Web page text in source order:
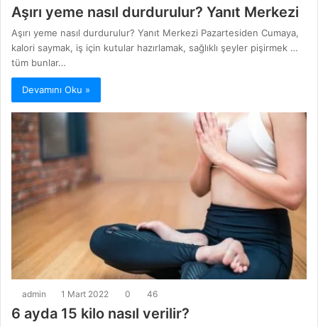
Aşırı yeme nasıl durdurulur? Yanıt Merkezi
Aşırı yeme nasıl durdurulur? Yanıt Merkezi Pazartesiden Cumaya,
kalori saymak, iş için kutular hazırlamak, sağlıklı şeyler pişirmek …
tüm bunlar…
Devamını Oku »
admin 1 Mart 2022 0 46
6 ayda 15 kilo nasıl verilir?